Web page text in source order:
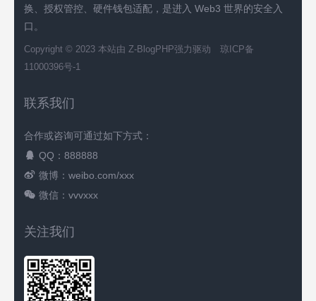
换、授权管控、硬件钱包适配，是进入 Web3 世界的安全入
口。
Copyright © 2023 本站由 Z-BlogPHP强力驱动
琼ICP备
11000396号-1
联系我们
合作或咨询可通过如下方式：
QQ：888888
微博：weibo.com/xxx
微信：vvvxxx
关注我们